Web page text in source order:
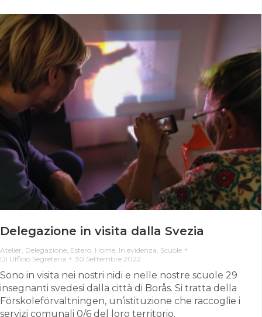
Delegazione in visita dalla Svezia
Atelier Delegazione Estero Home In evidenza Scuole
Di Ufficio Segreteria 30 Settembre 2022
Sono in visita nei nostri nidi e nelle nostre scuole 29
insegnanti svedesi dalla città di Borås. Si tratta della
Förskoleförvaltningen, un’istituzione che raccoglie i
servizi comunali 0/6 del loro territorio.